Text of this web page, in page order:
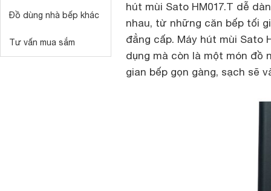
Đồ dùng nhà bếp khác
Tư vấn mua sắm
hút mùi Sato HM017.T dễ
nhau, từ những căn bếp tối
đẳng cấp. Máy hút mùi Sato
dụng mà còn là một món đồ
gian bếp gọn gàng, sạch sẽ